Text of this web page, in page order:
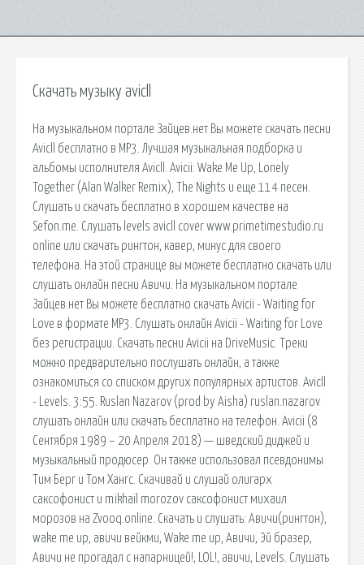
Скачать музыку avicll
На музыкальном портале Зайцев.нет Вы можете скачать песни
Avicll бесплатно в MP3. Лучшая музыкальная подборка и
альбомы исполнителя Avicll. Avicii: Wake Me Up, Lonely
Together (Alan Walker Remix), The Nights и еще 114 песен.
Слушать и скачать бесплатно в хорошем качестве на
Sefon.me. Слушать levels avicll cover www.primetimestudio.ru
online или скачать рингтон, кавер, минус для своего
телефона. На этой странице вы можете бесплатно скачать или
слушать онлайн песни Авичи. На музыкальном портале
Зайцев.нет Вы можете бесплатно скачать Avicii - Waiting for
Love в формате MP3. Слушать онлайн Avicii - Waiting for Love
без регистрации. Скачать песни Avicii на DriveMusic. Треки
можно предварительно послушать онлайн, а также
ознакомиться со списком других популярных артистов. Avicll
- Levels. 3:55. Ruslan Nazarov (prod by Aisha) ruslan.nazarov
слушать онлайн или скачать бесплатно на телефон. Avicii (8
Сентября 1989 – 20 Апреля 2018) — шведский диджей и
музыкальный продюсер. Он также использовал псевдонимы
Тим Берг и Том Хангс. Скачивай и слушай олигарх
саксофонист и mikhail morozov саксофонист михаил
морозов на Zvooq.online. Скачать и слушать: Авичи(рингтон),
wake me up, авичи вейкми, Wake me up, Авичи, Эй бразер,
Авичи не прогадал с напарницей!, LOL!, авичи, Levels. Слушать